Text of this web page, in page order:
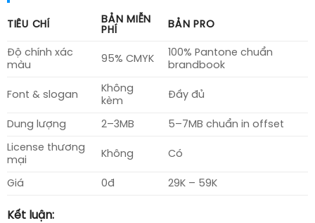
TIÊU CHÍ
BẢN MIỄN
PHÍ
BẢN PRO
Độ chính xác
màu
95% CMYK
100% Pantone chuẩn
brandbook
Font & slogan
Không
kèm
Đầy đủ
Dung lượng 2–3MB 5–7MB chuẩn in offset
License thương
mại
Không Có
Giá 0đ 29K – 59K
Kết luận: